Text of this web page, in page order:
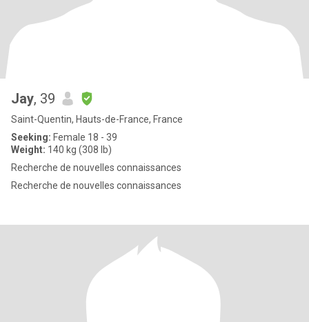
Jay, 39
Saint-Quentin, Hauts-de-France, France
Seeking: Female 18 - 39
Weight: 140 kg (308 lb)
Recherche de nouvelles connaissances
Recherche de nouvelles connaissances